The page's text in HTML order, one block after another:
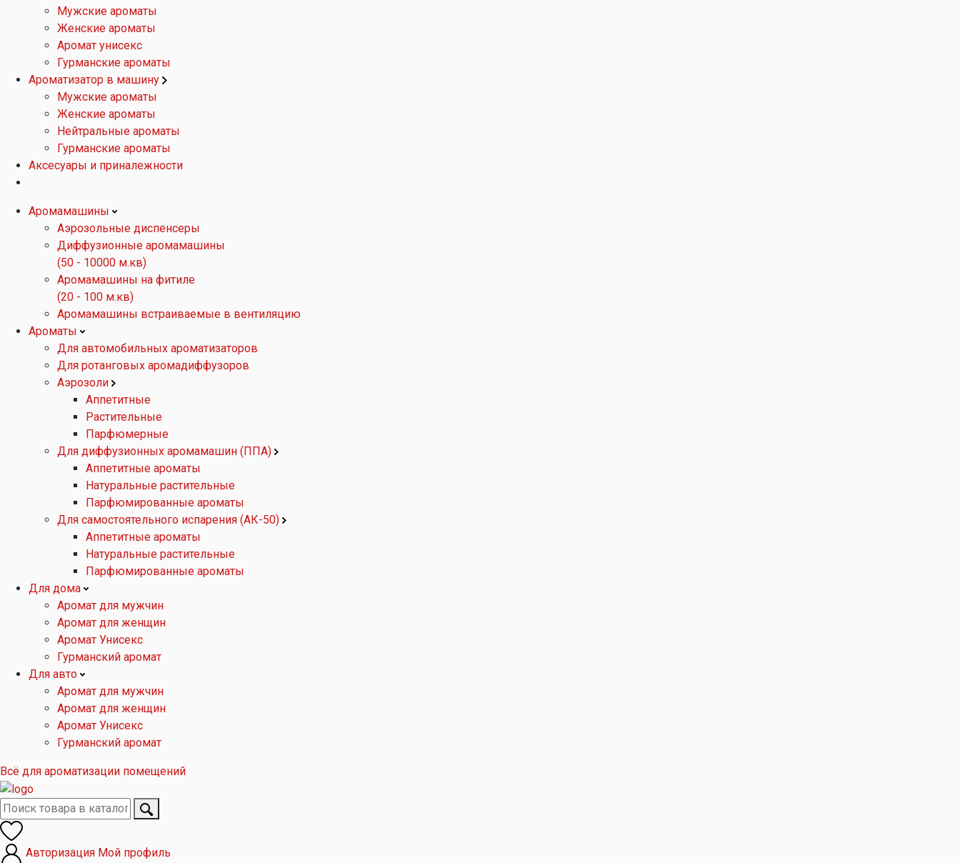
Мужские ароматы
Женские ароматы
Аромат унисекс
Гурманские ароматы
Ароматизатор в машину
Мужские ароматы
Женские ароматы
Нейтральные ароматы
Гурманские ароматы
Аксесуары и приналежности
Аромамашины
Аэрозольные диспенсеры
Диффузионные аромамашины
(50 - 10000 м.кв)
Аромамашины на фитиле
(20 - 100 м.кв)
Аромамашины встраиваемые в вентиляцию
Ароматы
Для автомобильных ароматизаторов
Для ротанговых аромадиффузоров
Аэрозоли
Аппетитные
Растительные
Парфюмерные
Для диффузионных аромамашин (ППА)
Аппетитные ароматы
Натуральные растительные
Парфюмированные ароматы
Для самостоятельного испарения (АК-50)
Аппетитные ароматы
Натуральные растительные
Парфюмированные ароматы
Для дома
Аромат для мужчин
Аромат для женщин
Аромат Унисекс
Гурманский аромат
Для авто
Аромат для мужчин
Аромат для женщин
Аромат Унисекс
Гурманский аромат
Всё для ароматизации помещений
Авторизация Мой профиль